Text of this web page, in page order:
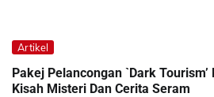
Artikel
Pakej Pelancongan `Dark
Kisah Misteri Dan Cerita Seram